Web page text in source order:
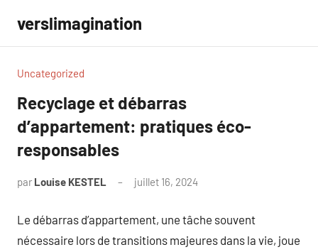
contenu
verslimagination
Uncategorized
Recyclage et débarras
d’appartement: pratiques éco-
responsables
par Louise KESTEL juillet 16, 2024
Le débarras d’appartement, une tâche souvent
nécessaire lors de transitions majeures dans la vie, joue